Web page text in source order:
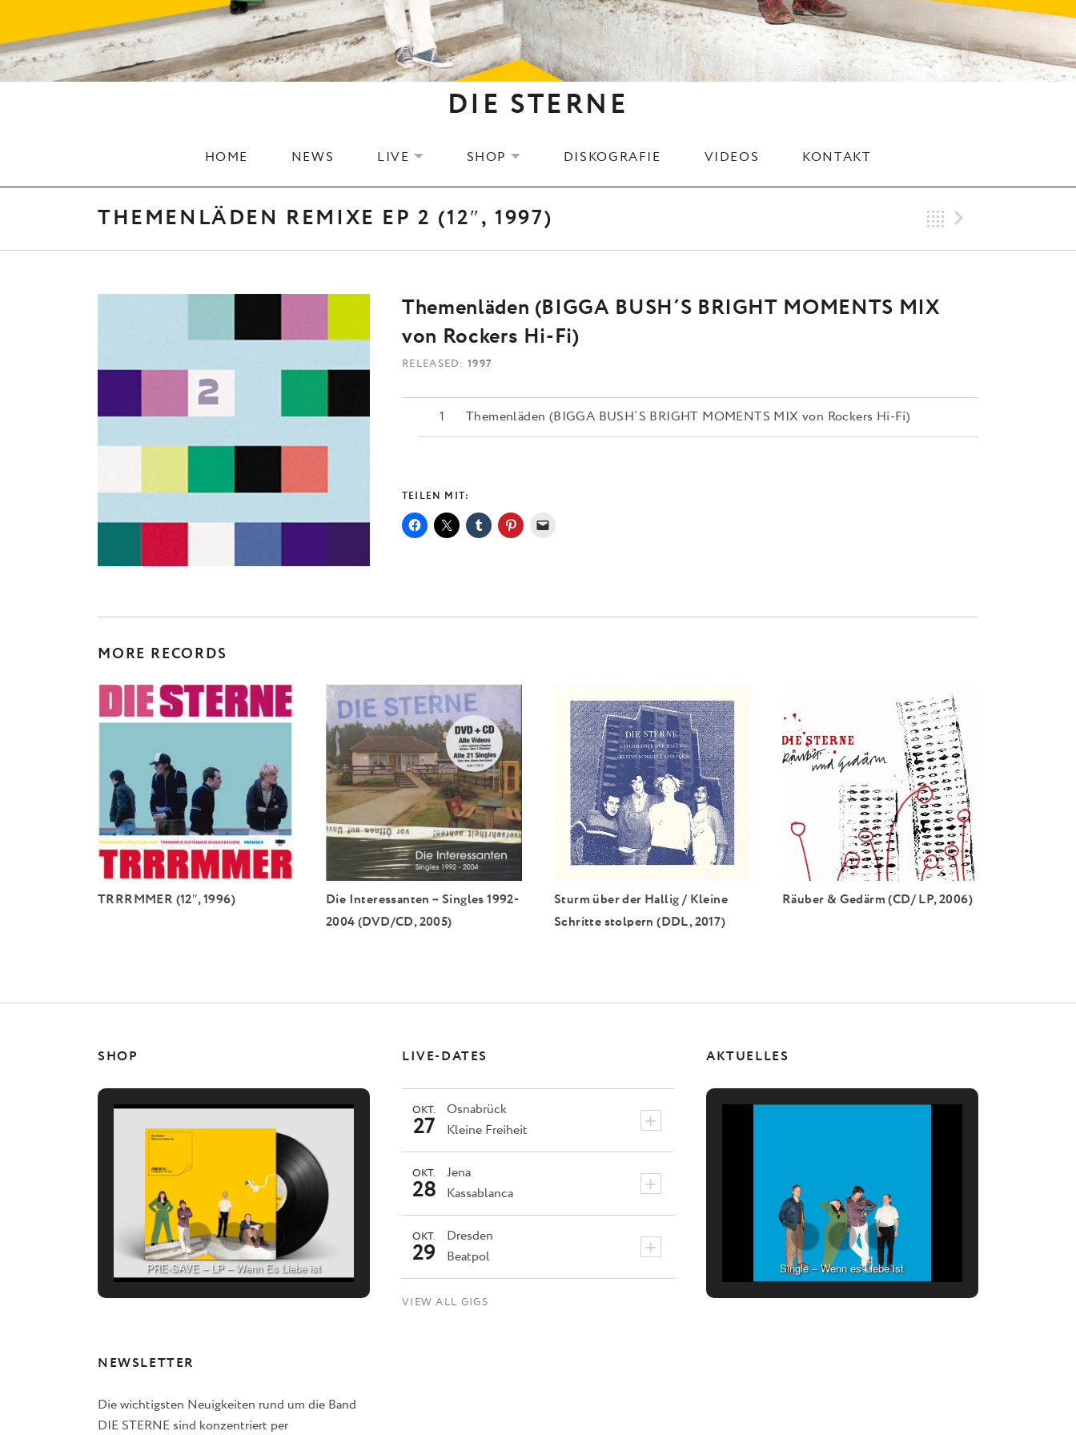
DIE STERNE
HOME NEWS LIVE EXPAND SUBMENU
SHOP EXPAND SUBMENU
DISKOGRAFIE VIDEOS KONTAKT
THEMENLÄDEN REMIXE EP 2 (12″, 1997) Back
Themenläden (BIGGA BUSH´S BRIGHT MOMENTS MIX
von Rockers Hi-Fi)
RELEASED 1997
Themenläden (BIGGA BUSH´S BRIGHT MOMENTS MIX von Rockers Hi-Fi)
TEILEN MIT:
MORE RECORDS
TRRRMMER (12″, 1996)
Die Interessanten – Singles 1992-
2004 (DVD/CD, 2005)
Sturm über der Hallig / Kleine
Schritte stolpern (DDL, 2017)
Räuber & Gedärm (CD/ LP, 2006)
SHOP
PRE-SAVE – LP – Wenn Es Liebe ist
LIVE-DATES
Osnabrück +
OKT.
27 Kleine Freiheit
Jena +
OKT.
28 Kassablanca
Dresden +
OKT.
29 Beatpol
VIEW ALL GIGS
AKTUELLES
Single – Wenn es Liebe ist
NEWSLETTER
Die wichtigsten Neuigkeiten rund um die Band
DIE STERNE sind konzentriert per